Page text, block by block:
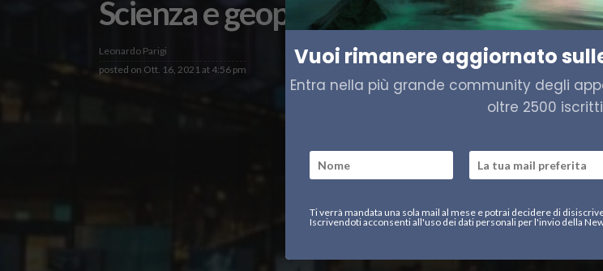
Scienza e geopolitica dominano la
Leonardo Parigi
posted on Ott. 16, 2021 at 4:56 pm Vuoi rimanere aggiornato
Entra nella più grande community degli
oltre 2500 iscritti
Ti verrà mandata una sola mail al mese e potrai decidere di
Iscrivendoti acconsenti all'uso dei dati personali per l'invio della